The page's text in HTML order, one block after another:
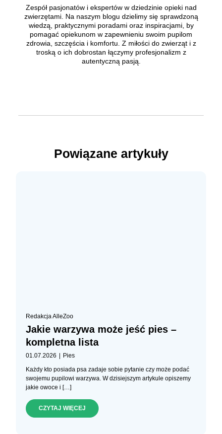
Zespół pasjonatów i ekspertów w dziedzinie opieki nad
zwierzętami. Na naszym blogu dzielimy się sprawdzoną
wiedzą, praktycznymi poradami oraz inspiracjami, by
pomagać opiekunom w zapewnieniu swoim pupilom
zdrowia, szczęścia i komfortu. Z miłości do zwierząt i z
troską o ich dobrostan łączymy profesjonalizm z
autentyczną pasją.
Powiązane artykuły
Redakcja AlleZoo
Jakie warzywa może jeść pies –
kompletna lista
01.07.2026 | Pies
Każdy kto posiada psa zadaje sobie pytanie czy może podać
swojemu pupilowi warzywa. W dzisiejszym artykule opiszemy
jakie owoce i […]
CZYTAJ WIĘCEJ